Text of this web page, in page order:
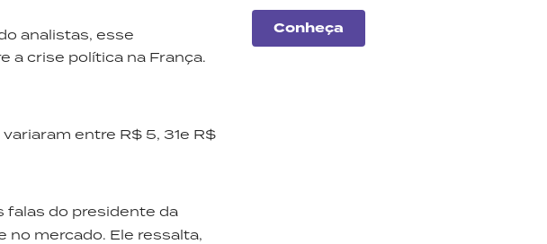
analistas, esse
a crise política na França.
entre R$ 5, 31e R$
falas do presidente da
no mercado. Ele ressalta,
Conheça